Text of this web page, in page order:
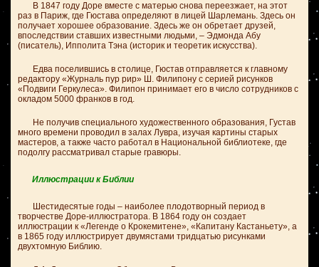
В 1847 году Доре вместе с матерью снова переезжает, на этот
раз в Париж, где Гюстава определяют в лицей Шарлемань. Здесь он
получает хорошее образование. Здесь же он обретает друзей,
впоследствии ставших известными людьми, – Эдмонда Абу
(писатель), Ипполита Тэна (историк и теоретик искусства).
Едва поселившись в столице, Гюстав отправляется к главному
редактору «Журналь пур рир» Ш. Филипону с серией рисунков
«Подвиги Геркулеса». Филипон принимает его в число сотрудников с
окладом 5000 франков в год.
Не получив специального художественного образования, Густав
много времени проводил в залах Лувра, изучая картины старых
мастеров, а также часто работал в Национальной библиотеке, где
подолгу рассматривал старые гравюры.
Иллюстрации к Библии
Шестидесятые годы – наиболее плодотворный период в
творчестве Доре-иллюстратора. В 1864 году он создает
иллюстрации к «Легенде о Крокемитене», «Капитану Кастаньету», а
в 1865 году иллюстрирует двумястами тридцатью рисунками
двухтомную Библию.